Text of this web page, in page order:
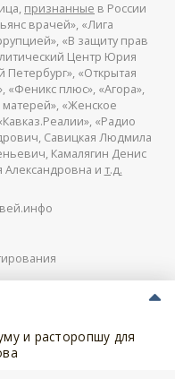
и расторопшу для
признанные в России
врачей», «Лига
«В защиту прав
Центр Юрия
«Открытая
«Феникс плюс», «Агора»,
матерей», «Женское
«Радио
Савицкая Людмила
Камалягин Денис
и т.д.